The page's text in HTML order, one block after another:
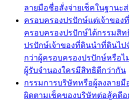
ลายมือชื่อสั่งจ่ายเช็คในฐานะ
ครอบครองปรปักษ์แต่เจ้าของ
ครอบครองปรปักษ์ได้กรรมสิ
ปรปักษ์เจ้าของที่ดินนำที่ดินไ
กว่าผู้ครอบครองปรปักษ์หรือ
ผู้รับจำนองใครมีสิทธิดีกว่ากัน
กรรมการบริษัทหรือผู้ลงลาย
ผิดตามเช็คของบริษัทต่อสู้คดีอ